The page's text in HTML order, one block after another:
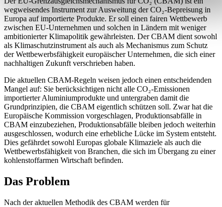
wegweisendes Instrument zur Ausweitung der CO₂-Bepreisung in
Europa auf importierte Produkte. Er soll einen fairen Wettbewerb
zwischen EU-Unternehmen und solchen in Ländern mit weniger
ambitionierter Klimapolitik gewährleisten. Der CBAM dient sowohl
als Klimaschutzinstrument als auch als Mechanismus zum Schutz
der Wettbewerbsfähigkeit europäischer Unternehmen, die sich einer
nachhaltigen Zukunft verschrieben haben.
Die aktuellen CBAM-Regeln weisen jedoch einen entscheidenden
Mangel auf: Sie berücksichtigen nicht alle CO₂-Emissionen
importierter Aluminiumprodukte und untergraben damit die
Grundprinzipien, die CBAM eigentlich schützen soll. Zwar hat die
Europäische Kommission vorgeschlagen, Produktionsabfälle in
CBAM einzubeziehen, Produktionsabfälle bleiben jedoch weiterhin
ausgeschlossen, wodurch eine erhebliche Lücke im System entsteht.
Dies gefährdet sowohl Europas globale Klimaziele als auch die
Wettbewerbsfähigkeit von Branchen, die sich im Übergang zu einer
kohlenstoffarmen Wirtschaft befinden.
Das Problem
Nach der aktuellen Methodik des CBAM werden für